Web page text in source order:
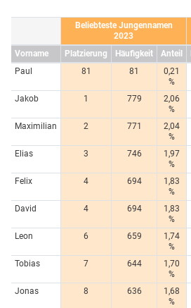
Beliebteste Jungennamen
2023
Vorname
Platzierung Häufigkeit Anteil
Paul
81 81
0,21
%
Jakob
1 779
2,06
%
Maximilian
2 771
2,04
%
Elias
3 746
1,97
%
Felix
4 694
1,83
%
David
4 694
1,83
%
Leon
6 659
1,74
%
Tobias
7 644
1,70
%
Jonas
8 636
1,68
%